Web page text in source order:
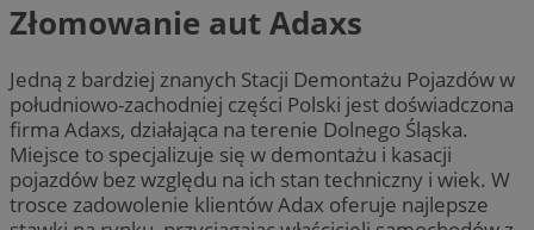
Złomowanie aut Adaxs
Jedną z bardziej znanych Stacji Demontażu Pojazdów w
południowo-zachodniej części Polski jest doświadczona
firma Adaxs, działająca na terenie Dolnego Śląska.
Miejsce to specjalizuje się w demontażu i kasacji
pojazdów bez względu na ich stan techniczny i wiek. W
trosce zadowolenie klientów Adax oferuje najlepsze